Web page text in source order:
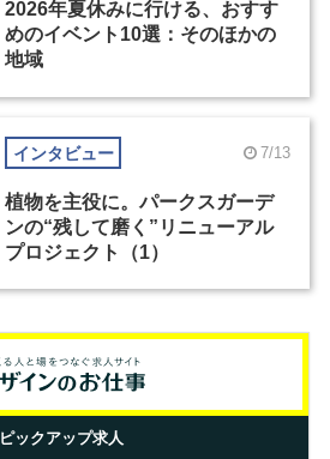
2026年夏休みに行ける、おすす
めのイベント10選：そのほかの
地域
インタビュー 7/13
植物を主役に。パークスガーデ
ンの“残して磨く”リニューアル
プロジェクト（1）
ピックアップ求人